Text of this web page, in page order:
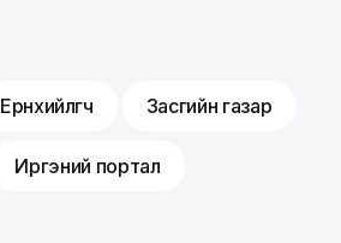
Ерөнхийлөгч Засгийн газар
Иргэний портал